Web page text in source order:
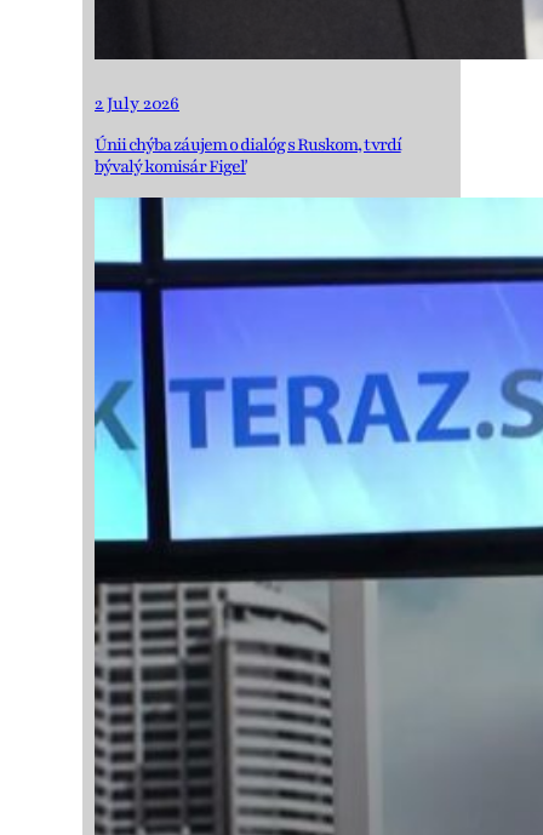
2 July 2026
Únii chýba záujem o dialóg s Ruskom, tvrdí
bývalý komisár Figeľ